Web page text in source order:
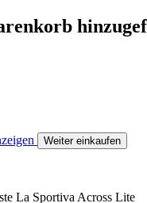
Weiter einkaufen
La Sportiva Across Lite